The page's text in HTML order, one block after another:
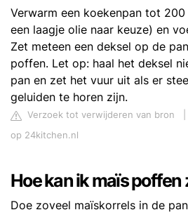
Verwarm een koekenpan tot 200
een laagje olie naar keuze) en
Zet meteen een deksel op de
poffen. Let op: haal het deksel
pan en zet het vuur uit als er
geluiden te horen zijn.
Verzoek tot verwijderen van bron
op 24kitchen.nl
Hoe kan ik maïs poffen
Doe zoveel maïskorrels in de